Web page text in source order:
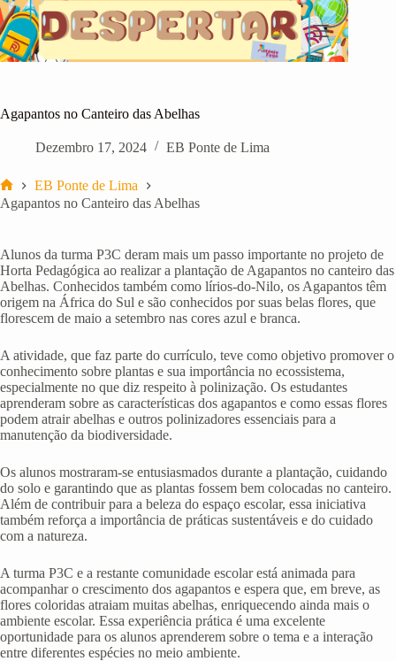
Pular
para
o
conteúdo
Agapantos no Canteiro das Abelhas
Dezembro 17, 2024 EB Ponte de Lima
Início
EB Ponte de Lima
Agapantos no Canteiro das Abelhas
Alunos da turma P3C deram mais um passo importante no projeto de
Horta Pedagógica ao realizar a plantação de Agapantos no canteiro das
Abelhas. Conhecidos também como lírios-do-Nilo, os Agapantos têm
origem na África do Sul e são conhecidos por suas belas flores, que
florescem de maio a setembro nas cores azul e branca.
A atividade, que faz parte do currículo, teve como objetivo promover o
conhecimento sobre plantas e sua importância no ecossistema,
especialmente no que diz respeito à polinização. Os estudantes
aprenderam sobre as características dos agapantos e como essas flores
podem atrair abelhas e outros polinizadores essenciais para a
manutenção da biodiversidade.
Os alunos mostraram-se entusiasmados durante a plantação, cuidando
do solo e garantindo que as plantas fossem bem colocadas no canteiro.
Além de contribuir para a beleza do espaço escolar, essa iniciativa
também reforça a importância de práticas sustentáveis e do cuidado
com a natureza.
A turma P3C e a restante comunidade escolar está animada para
acompanhar o crescimento dos agapantos e espera que, em breve, as
flores coloridas atraiam muitas abelhas, enriquecendo ainda mais o
ambiente escolar. Essa experiência prática é uma excelente
oportunidade para os alunos aprenderem sobre o tema e a interação
entre diferentes espécies no meio ambiente.